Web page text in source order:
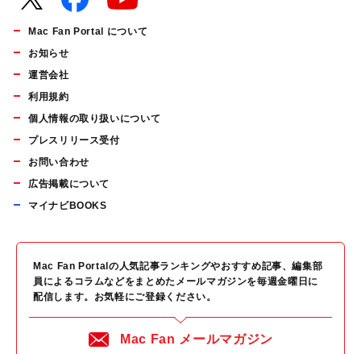
Mac Fan Portal について
お知らせ
運営会社
利用規約
個人情報の取り扱いについて
プレスリリース受付
お問い合わせ
広告掲載について
マイナビBOOKS
Mac Fan Portalの人気記事ランキングやおすすめ記事、編集部
員によるコラムなどをまとめたメールマガジンを毎週金曜日に
配信します。お気軽にご登録ください。
Mac Fan メールマガジン